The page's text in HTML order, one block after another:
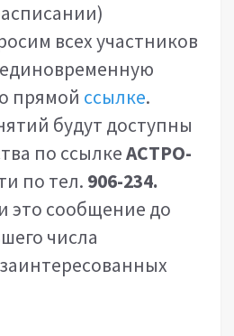
всех участников
прямой ссылке.
будут доступны
по ссылкеАСТРО-
по тел. 906-234.
это сообщение до
числа